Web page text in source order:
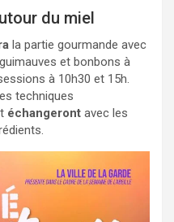
du miel
la partie gourmande avec
et bonbons à
à 10h30 et 15h.
techniques
échangeront avec les